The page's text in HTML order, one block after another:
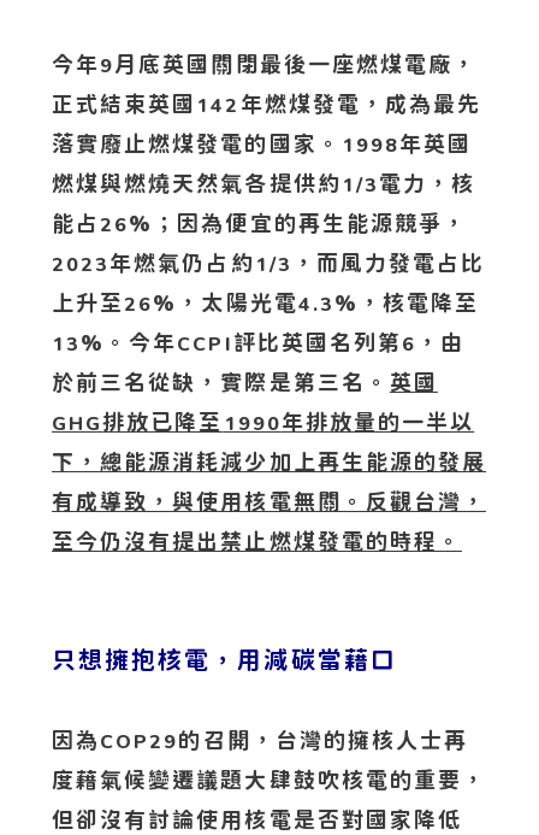
今年9月底英國關閉最後一座燃煤電廠，
正式結束英國 142 年燃煤發電，成為最先
落實廢止燃煤發電的國家。 1998年英國
燃煤與燃燒天然氣各提供約 1/3 電力，核
能占26%；因為便宜的再生能源競爭，
2023 年燃氣仍占約 1/3 ，而風力發電占比
上升至26%，太陽光電4.3 %，核電降至
13 %。今年CCPI 評比英國名列第 6 ，由
於前三名從缺，實際是第三名。 英國
GHG排放已降至 1990年排放量的一半以
下，總能源消耗減少加上再生能源的發展
有成導致，與使用核電無關。反觀台灣，
至今仍沒有提出禁止燃煤發電的時程。
只想擁抱核電，用減碳當藉口
因為 COP29的召開，台灣的擁核人士再
度藉氣候變遷議題大肆鼓吹核電的重要，
但卻沒有討論使用核電是否對國家降低